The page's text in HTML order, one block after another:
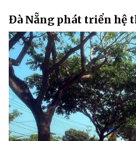
Đà Nẵng phát triển hệ